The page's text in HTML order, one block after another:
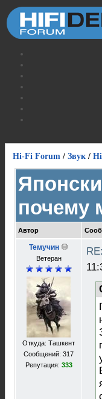
Hi-Fi Forum / Звук /
почему
Автор
Темучин
Ветеран
Откуда: Ташкент
Сообщений: 317
Репутация: 333